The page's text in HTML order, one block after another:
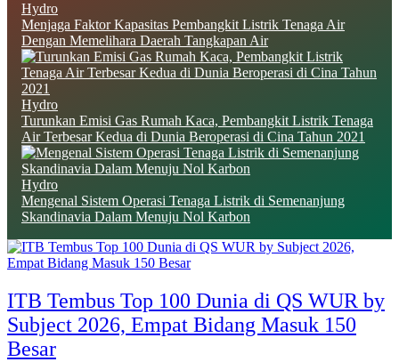
Hydro
Menjaga Faktor Kapasitas Pembangkit Listrik Tenaga Air
Dengan Memelihara Daerah Tangkapan Air
Hydro
Turunkan Emisi Gas Rumah Kaca, Pembangkit Listrik Tenaga
Air Terbesar Kedua di Dunia Beroperasi di Cina Tahun 2021
Hydro
Mengenal Sistem Operasi Tenaga Listrik di Semenanjung
Skandinavia Dalam Menuju Nol Karbon
ITB Tembus Top 100 Dunia di QS WUR by
Subject 2026, Empat Bidang Masuk 150
Besar